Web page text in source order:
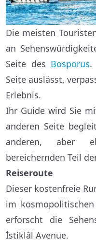
Die meisten
an
Seite des Bosporus.
Seite auslässt,
Erlebnis.
Ihr Guide wird Sie
anderen Seite
anderen, aber
bereichernden Teil
Reiseroute
Dieser kostenfreie
im
erforscht die
İstiklâl Avenue.